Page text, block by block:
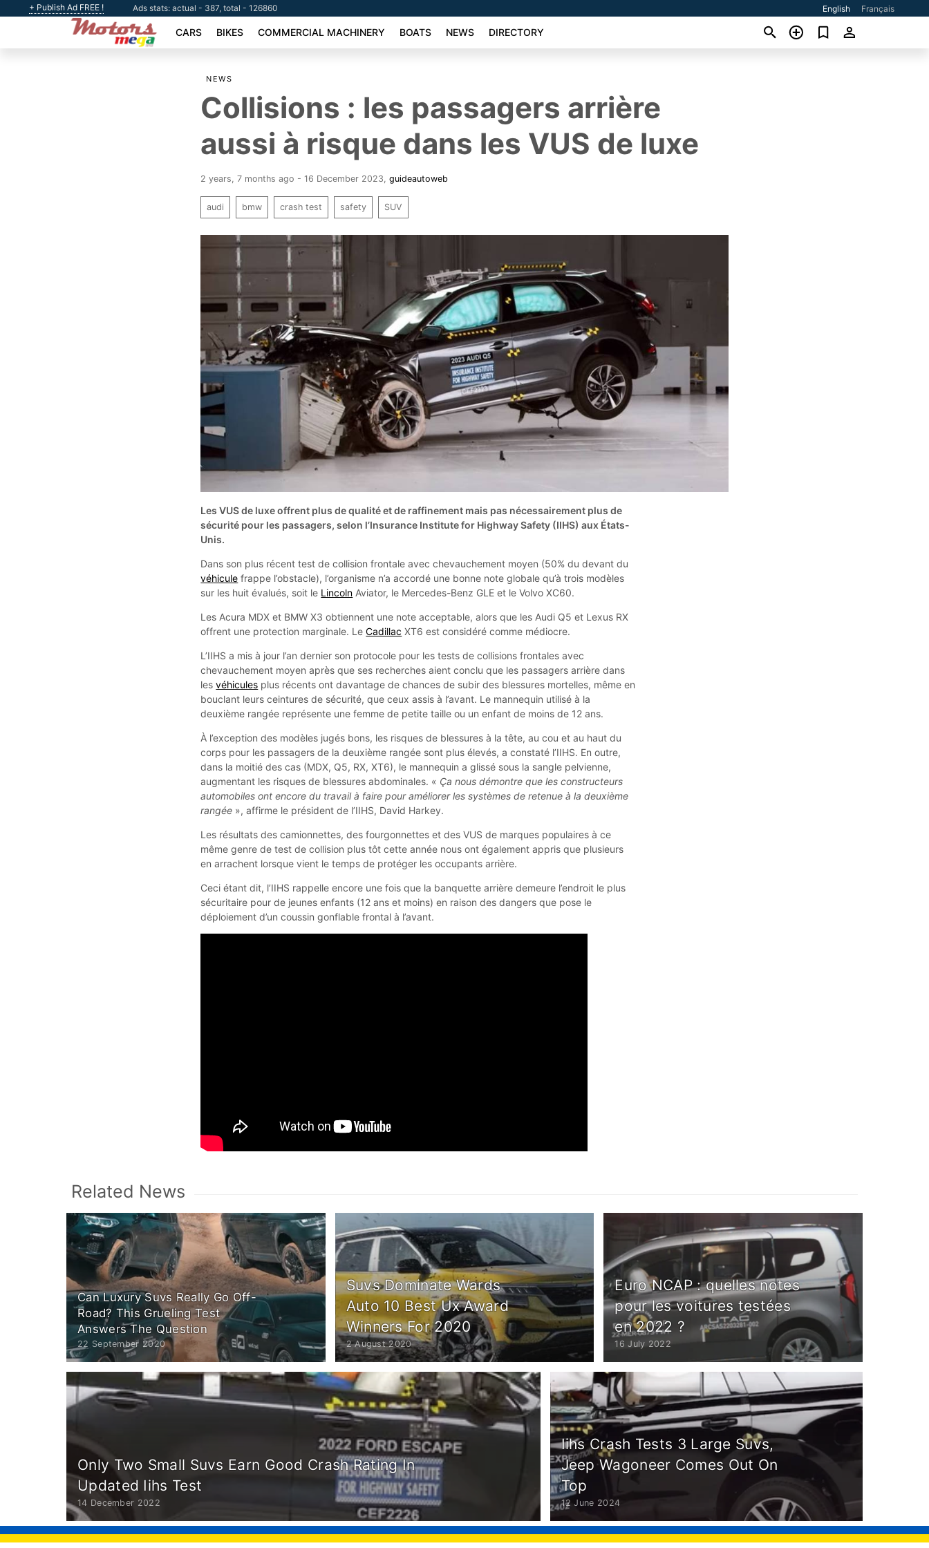
+ Publish Ad FREE ! Ads stats: actual - 387, total - 126860 English Français
CARS BIKES COMMERCIAL MACHINERY BOATS NEWS DIRECTORY
NEWS
Collisions : les passagers arrière
aussi à risque dans les VUS de luxe
2 years, 7 months ago - 16 December 2023 ,guideautoweb
audi bmw crash test safety SUV
Les VUS de luxe offrent plus de qualité et de raffinement mais pas nécessairement plus de
sécurité pour les passagers, selon l’Insurance Institute for Highway Safety (IIHS) aux États-
Unis.
Dans son plus récent test de collision frontale avec chevauchement moyen (50% du devant du
véhicule frappe l’obstacle), l’organisme n’a accordé une bonne note globale qu’à trois modèles
sur les huit évalués, soit le Lincoln Aviator, le Mercedes-Benz GLE et le Volvo XC60.
Les Acura MDX et BMW X3 obtiennent une note acceptable, alors que les Audi Q5 et Lexus RX
offrent une protection marginale. LeCadillac XT6 est considéré comme médiocre.
L’IIHS a mis à jour l’an dernier son protocole pour les tests de collisions frontales avec
chevauchement moyen après que ses recherches aient conclu que les passagers arrière dans
lesvéhicules plus récents ont davantage de chances de subir des blessures mortelles, même en
bouclant leurs ceintures de sécurité, que ceux assis à l’avant. Le mannequin utilisé à la
deuxième rangée représente une femme de petite taille ou un enfant de moins de 12 ans.
À l’exception des modèles jugés bons, les risques de blessures à la tête, au cou et au haut du
corps pour les passagers de la deuxième rangée sont plus élevés, a constaté l’IIHS. En outre,
dans la moitié des cas (MDX, Q5, RX, XT6), le mannequin a glissé sous la sangle pelvienne,
augmentant les risques de blessures abdominales. « Ça nous démontre que les constructeurs
automobiles ont encore du travail à faire pour améliorer les systèmes de retenue à la deuxième
rangée », affirme le président de l’IIHS, David Harkey.
Les résultats des camionnettes, des fourgonnettes et des VUS de marques populaires à ce
même genre de test de collision plus tôt cette année nous ont également appris que plusieurs
en arrachent lorsque vient le temps de protéger les occupants arrière.
Ceci étant dit, l’IIHS rappelle encore une fois que la banquette arrière demeure l’endroit le plus
sécuritaire pour de jeunes enfants (12 ans et moins) en raison des dangers que pose le
déploiement d’un coussin gonflable frontal à l’avant.
Related News
Can Luxury Suvs Really Go Off-
Road? This Grueling Test
Answers The Question
22 September 2020
Suvs Dominate Wards
Auto 10 Best Ux Award
Winners For 2020
2 August 2020
Euro NCAP : quelles notes
pour les voitures testées
en 2022 ?
16 July 2022
Only Two Small Suvs Earn Good Crash Rating In
Updated Iihs Test
14 December 2022
Iihs Crash Tests 3 Large Suvs,
Jeep Wagoneer Comes Out On
Top
12 June 2024